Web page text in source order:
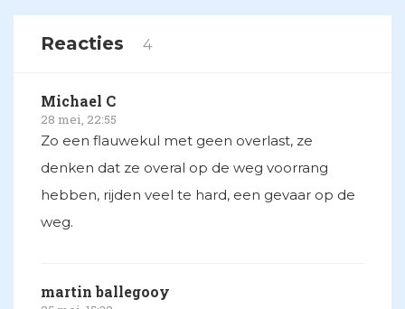
Reacties 4
Michael C
28 mei, 22:55
Zo een flauwekul met geen overlast, ze
denken dat ze overal op de weg voorrang
hebben, rijden veel te hard, een gevaar op de
weg.
martin ballegooy